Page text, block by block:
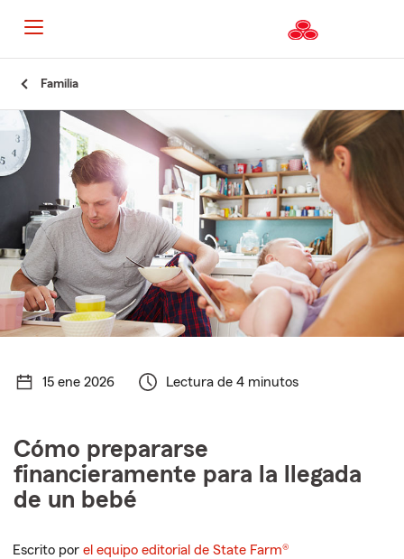
Familia
15 ene 2026 Lectura de 4 minutos
Cómo prepararse
financieramente para la llegada
de un bebé
Escrito porel equipo editorial de State Farm®